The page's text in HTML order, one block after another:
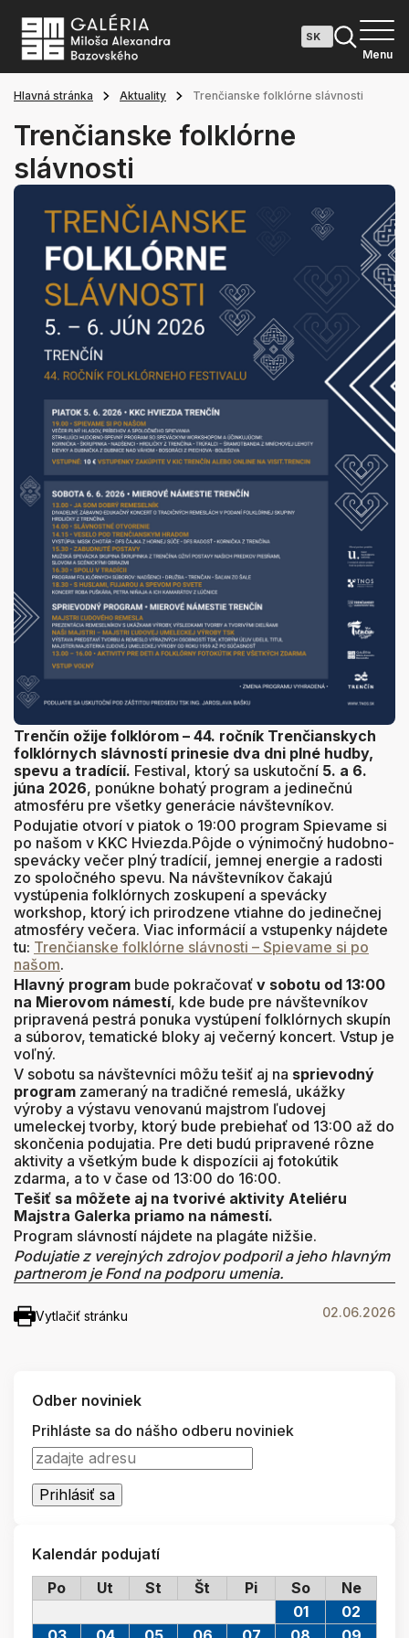
Menu
Hlavná stránka Aktuality Trenčianske folklórne slávnosti
Trenčianske folklórne
slávnosti
Trenčín ožije folklórom – 44. ročník Trenčianskych
folklórnych slávností prinesie dva dni plné hudby,
spevu a tradícií. Festival, ktorý sa uskutoční 5. a 6.
júna 2026, ponúkne bohatý program a jedinečnú
atmosféru pre všetky generácie návštevníkov.
Podujatie otvorí v piatok o 19:00 program Spievame si
po našom v KKC Hviezda.Pôjde o výnimočný hudobno-
spevácky večer plný tradícií, jemnej energie a radosti
zo spoločného spevu. Na návštevníkov čakajú
vystúpenia folklórnych zoskupení a spevácky
workshop, ktorý ich prirodzene vtiahne do jedinečnej
atmosféry večera. Viac informácií a vstupenky nájdete
tu: Trenčianske folklórne slávnosti – Spievame si po
našom.
Hlavný program bude pokračovať v sobotu od 13:00
na Mierovom námestí, kde bude pre návštevníkov
pripravená pestrá ponuka vystúpení folklórnych skupín
a súborov, tematické bloky aj večerný koncert. Vstup je
voľný.
V sobotu sa návštevníci môžu tešiť aj na sprievodný
program zameraný na tradičné remeslá, ukážky
výroby a výstavu venovanú majstrom ľudovej
umeleckej tvorby, ktorý bude prebiehať od 13:00 až do
skončenia podujatia. Pre deti budú pripravené rôzne
aktivity a všetkým bude k dispozícii aj fotokútik
zdarma, a to v čase od 13:00 do 16:00.
Tešiť sa môžete aj na tvorivé aktivity Ateliéru
Majstra Galerka priamo na námestí.
Program slávností nájdete na plagáte nižšie.
Podujatie z verejných zdrojov podporil a jeho hlavným
partnerom je Fond na podporu umenia.
Vytlačiť stránku 02.06.2026
Odber noviniek
Prihláste sa do nášho odberu noviniek
Kalendár podujatí
Po
Ut St Št Pi So
Ne
01
02